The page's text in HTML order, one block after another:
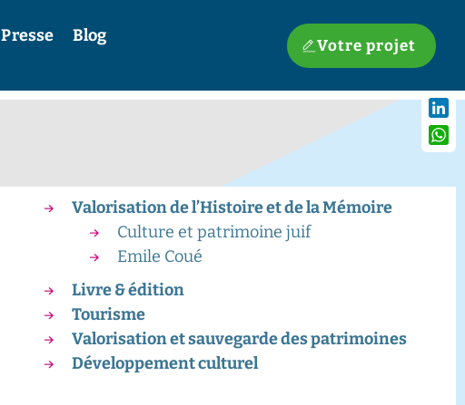
Presse Blog
Votre projet
Valorisation de l’Histoire et de la Mémoire
Culture et patrimoine juif
Emile Coué
Livre & édition
Tourisme
Valorisation et sauvegarde des patrimoines
Développement culturel